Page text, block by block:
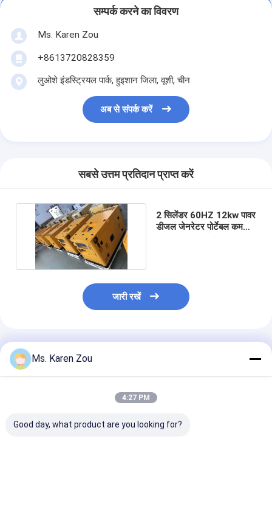
सम्पर्क करने का विवरण
Ms. Karen Zou
+8613720828359
लुओशे इंडस्ट्रियल पार्क, हुइशान जिला, वूशी, चीन
अब से संपर्क करें
सबसे उत्तम प्रतिदान प्राप्त करें
2 सिलेंडर 60HZ 12kw पावर
डीजल जेनरेटर पोर्टेबल कम
जारी रखें
अनुशंसित उत्पाद
Ms. Karen Zou
4:27 PM
Good day, what product are you looking for?